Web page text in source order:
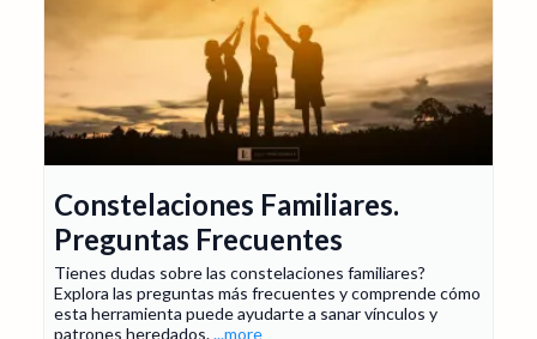
Constelaciones Familiares.
Preguntas Frecuentes
Tienes dudas sobre las constelaciones familiares?
Explora las preguntas más frecuentes y comprende cómo
esta herramienta puede ayudarte a sanar vínculos y
patrones heredados....more